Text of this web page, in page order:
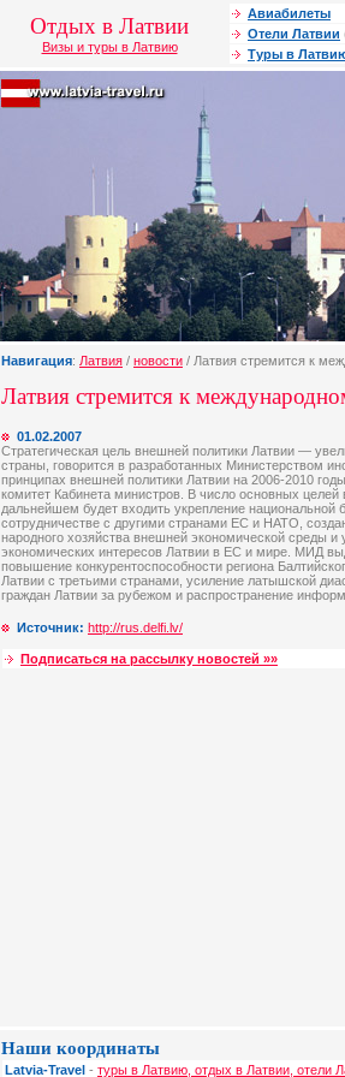
Отдых в Латвии
Визы и туры в Латвию
Авиабилеты
Отели Латвии
Туры в
Навигация: Латвия / новости / Латвия стремится к
Латвия стремится к
01.02.2007
Стратегическая цель внешней политики Латвии —
страны, говорится в разработанных Министерством
принципах внешней политики Латвии на 2006-2010
комитет Кабинета министров. В число основных
дальнейшем будет входить укрепление национальной
сотрудничестве с другими странами ЕС и НАТО,
народного хозяйства внешней экономической среды и
экономических интересов Латвии в ЕС и мире. МИД
повышение конкурентоспособности региона
Латвии с третьими странами, усиление латышской
граждан Латвии за рубежом и распространение
Источник: http://rus.delfi.lv/
Подписаться на рассылку новостей »»
Наши координаты
Latvia-Travel - туры в Латвию, отдых в Латвии, отели